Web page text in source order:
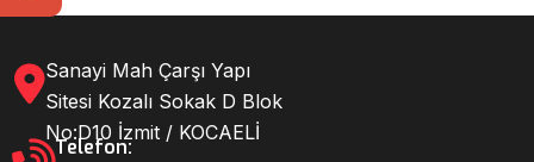
Sanayi Mah Çarşı Yapı
Sitesi Kozalı Sokak D Blok
No:D10 İzmit / KOCAELİ
Telefon: